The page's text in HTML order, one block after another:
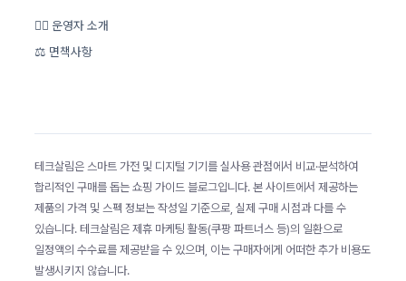
🙋‍♂️ 운영자 소개
⚖️ 면책사항
테크살림은 스마트 가전 및 디지털 기기를 실사용 관점에서 비교·분석하여
합리적인 구매를 돕는 쇼핑 가이드 블로그입니다. 본 사이트에서 제공하는
제품의 가격 및 스펙 정보는 작성일 기준으로, 실제 구매 시점과 다를 수
있습니다. 테크살림은 제휴 마케팅 활동(쿠팡 파트너스 등)의 일환으로
일정액의 수수료를 제공받을 수 있으며, 이는 구매자에게 어떠한 추가 비용도
발생시키지 않습니다.